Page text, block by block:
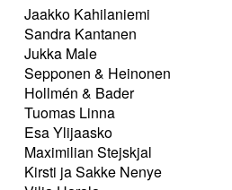
Jaakko Kahilaniemi
Sandra Kantanen
Jukka Male
Sepponen & Heinonen
Hollmén & Bader
Tuomas Linna
Esa Ylijaasko
Maximilian Stejskjal
Kirsti ja Sakke Nenye